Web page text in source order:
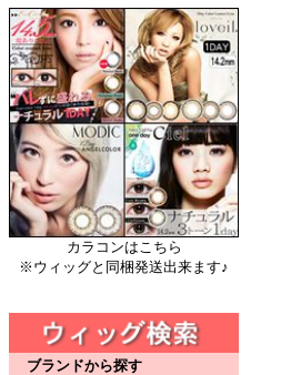
カラコンはこちら
※ウィッグと同梱発送出来ます♪
ブランドから探す